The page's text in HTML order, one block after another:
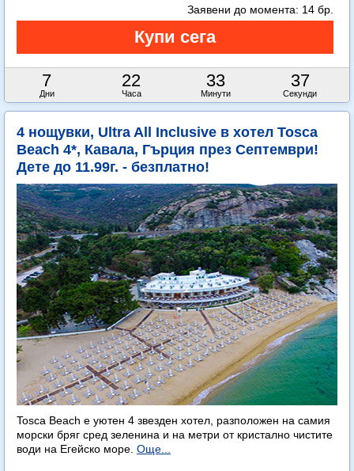
7
Дни
22
Часа
33
Минути
35
Секунди
Заявени до момента: 14 бр.
4 нощувки, Ultra All Inclusive в хотел Tosca
Beach 4*, Кавала, Гърция през Септември!
Дете до 11.99г. - безплатно!
Tosca Beach е уютен 4 звезден хотел, разположен на самия
морски бряг сред зеленина и на метри от кристално чистите
води на Егейско море. Още...